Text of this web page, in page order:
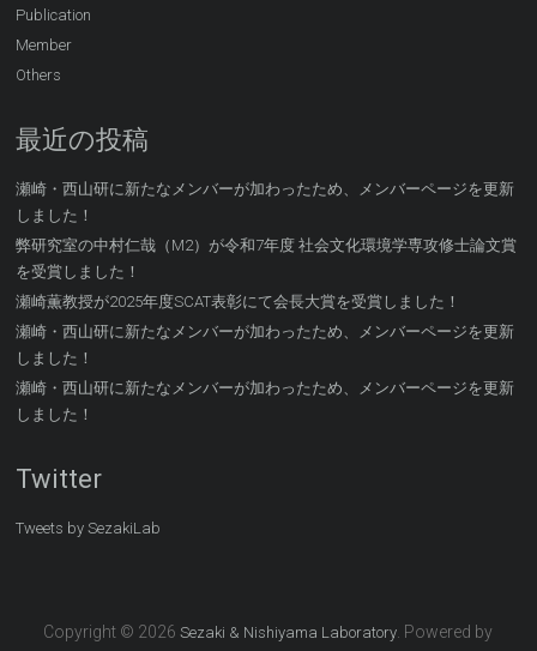
Publication
Member
Others
最近の投稿
瀬崎・西山研に新たなメンバーが加わったため、メンバーページを更新
しました！
弊研究室の中村仁哉（M2）が令和7年度 社会文化環境学専攻修士論文賞
を受賞しました！
瀬崎薫教授が2025年度SCAT表彰にて会長大賞を受賞しました！
瀬崎・西山研に新たなメンバーが加わったため、メンバーページを更新
しました！
瀬崎・西山研に新たなメンバーが加わったため、メンバーページを更新
しました！
Twitter
Tweets by SezakiLab
Copyright © 2026Sezaki & Nishiyama Laboratory . Powered by